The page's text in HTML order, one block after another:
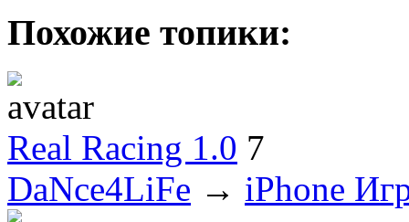
Похожие топики:
Real Racing 1.0 7
DaNce4LiFe → iPhone